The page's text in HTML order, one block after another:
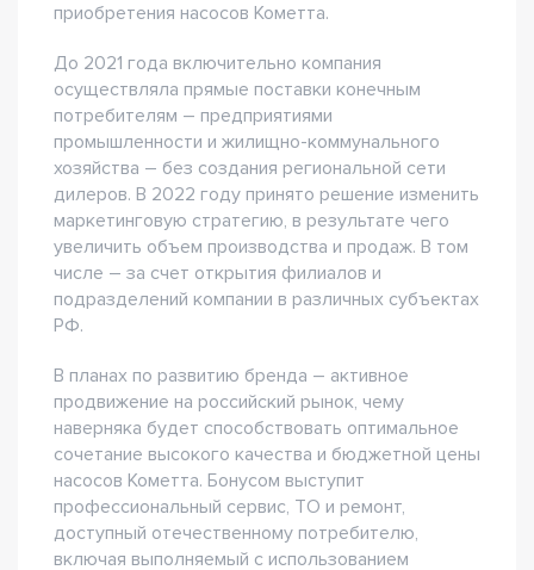
приобретения насосов Кометта.
До 2021 года включительно компания
осуществляла прямые поставки конечным
потребителям – предприятиями
промышленности и жилищно-коммунального
хозяйства – без создания региональной сети
дилеров. В 2022 году принято решение изменить
маркетинговую стратегию, в результате чего
увеличить объем производства и продаж. В том
числе – за счет открытия филиалов и
подразделений компании в различных субъектах
РФ.
В планах по развитию бренда – активное
продвижение на российский рынок, чему
наверняка будет способствовать оптимальное
сочетание высокого качества и бюджетной цены
насосов Кометта. Бонусом выступит
профессиональный сервис, ТО и ремонт,
доступный отечественному потребителю,
включая выполняемый с использованием